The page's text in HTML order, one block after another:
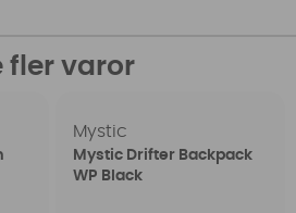
fler varor
Mystic
Mystic Drifter Backpack
WP Black